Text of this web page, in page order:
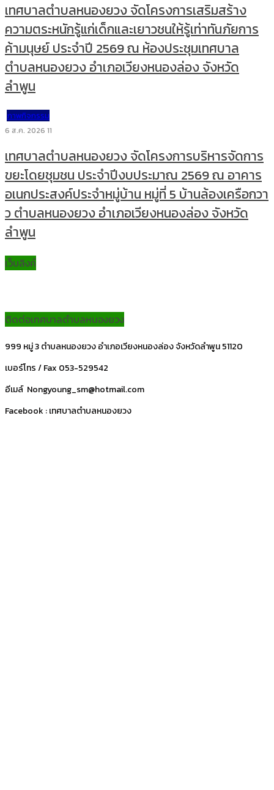
เทศบาลตำบลหนองยวง จัดโครงการเสริมสร้าง
ความตระหนักรู้แก่เด็กและเยาวชนให้รู้เท่าทันภัยการ
ค้ามนุษย์ ประจำปี 2569 ณ ห้องประชุมเทศบาล
ตำบลหนองยวง อำเภอเวียงหนองล่อง จังหวัด
ลำพูน
ภาพกิจกรรม
6 ส.ค. 2026 11
เทศบาลตำบลหนองยวง จัดโครงการบริหารจัดการ
ขยะโดยชุมชน ประจำปีงบประมาณ 2569 ณ อาคาร
อเนกประสงค์ประจำหมู่บ้าน หมู่ที่ 5 บ้านล้องเครือกวา
ว ตำบลหนองยวง อำเภอเวียงหนองล่อง จังหวัด
ลำพูน
เว็บลิงค์
ติดต่อเทศบาลตำบลหนองยวง
999 หมู่ 3 ตำบลหนองยวง อำเภอเวียงหนองล่อง จังหวัดลำพูน 51120
เบอร์โทร / Fax 053-529542
อีเมล์ Nongyoung_sm@hotmail.com
Facebook : เทศบาลตำบลหนองยวง